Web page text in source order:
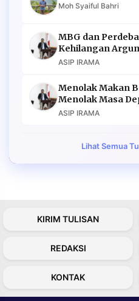
Moh Syaiful Bahri
MBG dan
Kehilangan
ASIP IRAMA
Menolak Makan
Menolak Masa
ASIP IRAMA
Lihat Semua
KIRIM TULISAN
REDAKSI
KONTAK